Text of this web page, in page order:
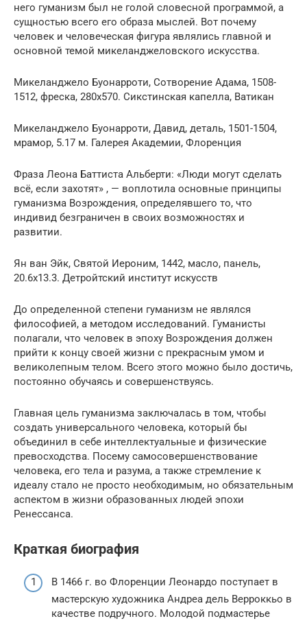
него гуманизм был не голой словесной программой, а
сущностью всего его образа мыслей. Вот почему
человек и человеческая фигура являлись главной и
основной темой микеланджеловского искусства.
Микеланджело Буонарроти, Сотворение Адама, 1508-
1512, фреска, 280х570. Сикстинская капелла, Ватикан
Микеланджело Буонарроти, Давид, деталь, 1501-1504,
мрамор, 5.17 м. Галерея Академии, Флоренция
Фраза Леона Баттиста Альберти: «Люди могут сделать
всё, если захотят» , — воплотила основные принципы
гуманизма Возрождения, определявшего то, что
индивид безграничен в своих возможностях и
развитии.
Ян ван Эйк, Святой Иероним, 1442, масло, панель,
20.6х13.3. Детройтский институт искусств
До определенной степени гуманизм не являлся
философией, а методом исследований. Гуманисты
полагали, что человек в эпоху Возрождения должен
прийти к концу своей жизни с прекрасным умом и
великолепным телом. Всего этого можно было достичь,
постоянно обучаясь и совершенствуясь.
Главная цель гуманизма заключалась в том, чтобы
создать универсального человека, который бы
объединил в себе интеллектуальные и физические
превосходства. Посему самосовершенствование
человека, его тела и разума, а также стремление к
идеалу стало не просто необходимым, но обязательным
аспектом в жизни образованных людей эпохи
Ренессанса.
Краткая биография
В 1466 г. во Флоренции Леонардо поступает в
мастерскую художника Андреа дель Верроккьо в
качестве подручного. Молодой подмастерье